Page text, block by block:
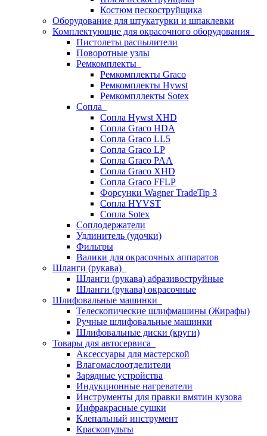
Костюм пескоструйщика
Оборудование для штукатурки и шпаклевки
Комплектующие для окрасочного оборудования
Пистолеты распылители
Поворотные узлы
Ремкомплекты
Ремкомплекты Graco
Ремкомплекты Hywst
Ремкомпллекты Sotex
Сопла
Сопла Hywst XHD
Сопла Graco HDA
Сопла Graco LL5
Сопла Graco LP
Сопла Graco PAA
Сопла Graco XHD
Сопла Graco FFLP
Форсунки Wagner TradeTip 3
Сопла HYVST
Сопла Sotex
Соплодержатели
Удлинитель (удочки)
Фильтры
Валики для окрасочных аппаратов
Шланги (рукава)
Шланги (рукава) абразивоструйные
Шланги (рукава) окрасочные
Шлифовальные машинки
Телескопические шлифмашины (Жирафы)
Ручные шлифовальные машинки
Шлифовальные диски (круги)
Товары для автосервиса
Аксессуары для мастерской
Влагомаслоотделители
Зарядные устройства
Индукционные нагреватели
Инструменты для правки вмятин кузова
Инфракрасные сушки
Клепальный инструмент
Краскопульты